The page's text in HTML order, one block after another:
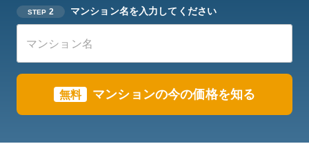
STEP 2 マンション名を入力してください
無料 マンションの今の価格を知る